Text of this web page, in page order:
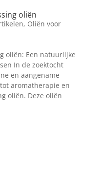
oliën
, Oliën voor
oliën: Een natuurlijke
In de zoektocht
en aangename
aromatherapie en
oliën. Deze oliën